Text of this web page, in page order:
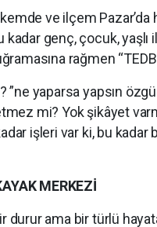
ve ilçem
kadar genç, çocuk,
rağmen
”ne yaparsa yapsın
mi? Yok şikâyet
işleri var ki, bu kadar
MERKEZİ
durur ama bir türlü